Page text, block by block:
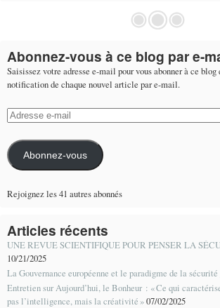
Abonnez-vous à ce blog par e-
Saisissez votre adresse e-mail pour vous abonner à ce blog
notification de chaque nouvel article par e-mail.
Adresse
mail
Abonnez-vous
Rejoignez les 41 autres abonnés
Articles récents
UNE REVUE SCIENTIFIQUE POUR PENSER LA
10/21/2025
La Gouvernance européenne et le paradigme de la
Entretien sur Aujourd’hui, le Bonheur : « Ce qui
pas l’intelligence, mais la créativité »07/02/2025